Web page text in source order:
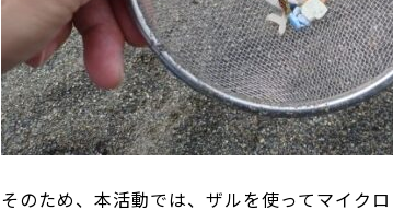
そのため、本活動では、ザルを使ってマイク